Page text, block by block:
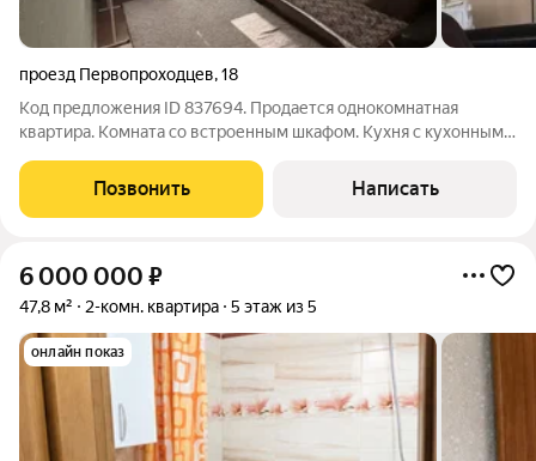
проезд Первопроходцев,18
Код предложения ID 837694. Продается однокомнатная
квартира. Комната со встроенным шкафом. Кухня с кухонным
развитой инфраструктурой - рядом школа, детские сады, ТРЦ
"Росич", ТЦ "Новый мир", ТЦ
Позвонить Написать
6 000 000 ₽
47,8 м² 2-комн. квартира 5 этаж из 5
онлайн показ